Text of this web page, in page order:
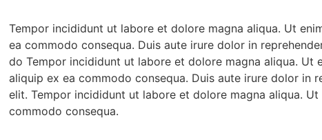
Tempor incididunt ut labore et dolore magna aliqua. Ut
ea commodo consequa. Duis aute irure dolor in
do Tempor incididunt ut labore et dolore magna aliqua. Ut
aliquip ex ea commodo consequa. Duis aute irure dolor in
elit. Tempor incididunt ut labore et dolore magna aliqua.
commodo consequa.